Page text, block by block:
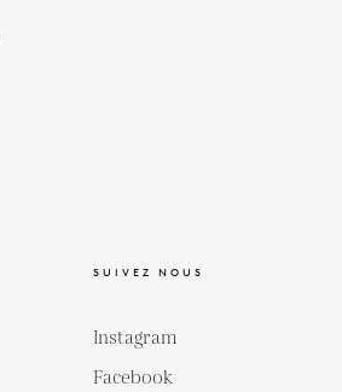
SUIVEZ NOUS
Instagram
Facebook